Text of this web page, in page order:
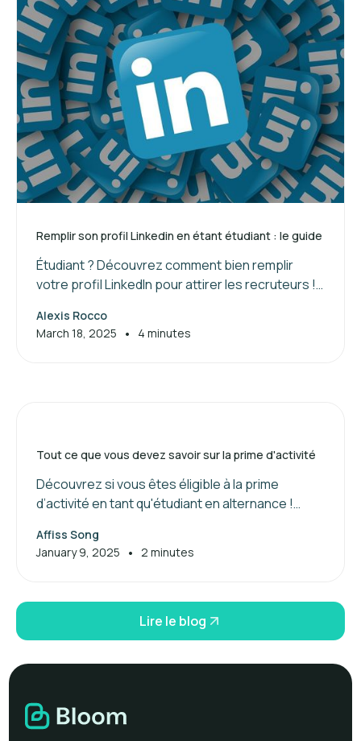
Remplir son profil Linkedin en étant étudiant : le guide
Étudiant ? Découvrez comment bien remplir
votre profil LinkedIn pour attirer les recruteurs !
compétences et booster votre réseau.
Alexis Rocco
March 18, 2025
• 4 minutes
Tout ce que vous devez savoir sur la prime d'activité
Découvrez si vous êtes éligible à la prime
d’activité en tant qu'étudiant en alternance !
Affiss Song
January 9, 2025
• 2 minutes
Lire le blog